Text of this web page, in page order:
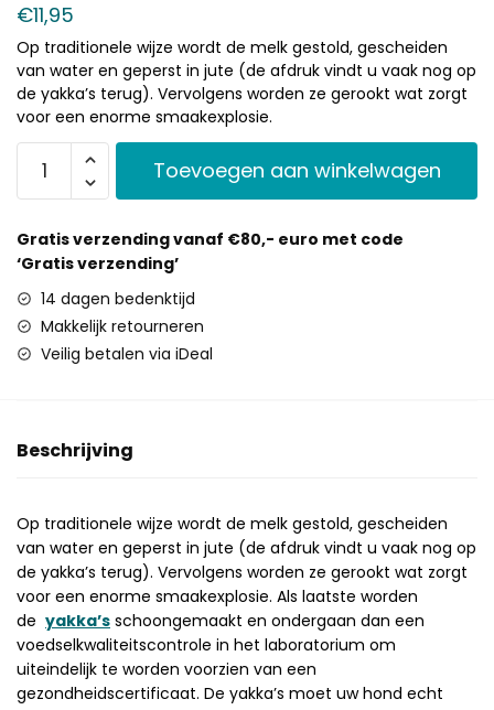
€11,95
Op traditionele wijze wordt de melk gestold, gescheiden
van water en geperst in jute (de afdruk vindt u vaak nog op
de yakka’s terug). Vervolgens worden ze gerookt wat zorgt
voor een enorme smaakexplosie.
Toevoegen aan winkelwagen
Gratis verzending vanaf €80,- euro met code
‘Gratis verzending’
14 dagen bedenktijd
Makkelijk retourneren
Veilig betalen via iDeal
Beschrijving
Op traditionele wijze wordt de melk gestold, gescheiden
van water en geperst in jute (de afdruk vindt u vaak nog op
de yakka’s terug). Vervolgens worden ze gerookt wat zorgt
voor een enorme smaakexplosie. Als laatste worden
de yakka’s schoongemaakt en ondergaan dan een
voedselkwaliteitscontrole in het laboratorium om
uiteindelijk te worden voorzien van een
gezondheidscertificaat. De yakka’s moet uw hond echt